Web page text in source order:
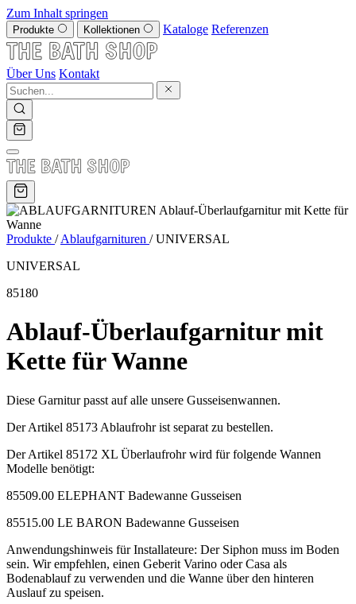
Zum Inhalt springen
Produkte Kollektionen Kataloge Referenzen
Über Uns Kontakt
Produkte / Ablaufgarnituren / UNIVERSAL
UNIVERSAL
85180
Ablauf-Überlaufgarnitur mit
Kette für Wanne
Diese Garnitur passt auf alle unsere Gusseisenwannen.
Der Artikel 85173 Ablaufrohr ist separat zu bestellen.
Der Artikel 85172 XL Überlaufrohr wird für folgende Wannen
Modelle benötigt:
85509.00 ELEPHANT Badewanne Gusseisen
85515.00 LE BARON Badewanne Gusseisen
Anwendungshinweis für Installateure: Der Siphon muss im Boden
sein. Wir empfehlen, einen Geberit Varino oder Casa als
Bodenablauf zu verwenden und die Wanne über den hinteren
Auslauf zu speisen.